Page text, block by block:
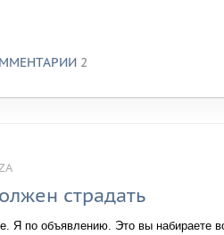
2
страдать
Я по объявлению. Это вы набираете